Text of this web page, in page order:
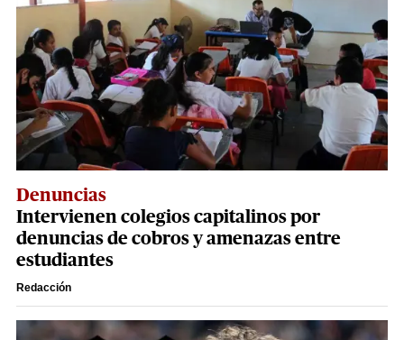
Denuncias
Intervienen colegios capitalinos por
denuncias de cobros y amenazas entre
estudiantes
Redacción